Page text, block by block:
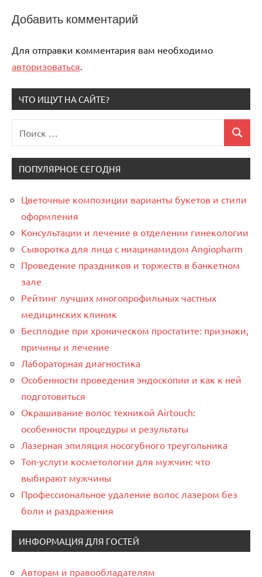
Добавить комментарий
Для отправки комментария вам необходимо
авторизоваться
ЧТО ИЩУТ НА САЙТЕ?
для:
Поиск
ПОПУЛЯРНОЕ СЕГОДНЯ
Цветочные композиции варианты букетов и стили
оформления
Консультации и лечение в отделении гинекологии
Сыворотка для лица с ниацинамидом Angiopharm
Проведение праздников и торжеств в банкетном
зале
Рейтинг лучших многопрофильных частных
медицинских клиник
Бесплодие при хроническом простатите: признаки,
причины и лечение
Лабораторная диагностика
Особенности проведения эндоскопии и как к ней
подготовиться
Окрашивание волос техникой Airtouch:
особенности процедуры и результаты
Лазерная эпиляция носогубного треугольника
Топ-услуги косметологии для мужчин: что
выбирают мужчины
Профессиональное удаление волос лазером без
боли и раздражения
ИНФОРМАЦИЯ ДЛЯ ГОСТЕЙ
Авторам и правообладателям